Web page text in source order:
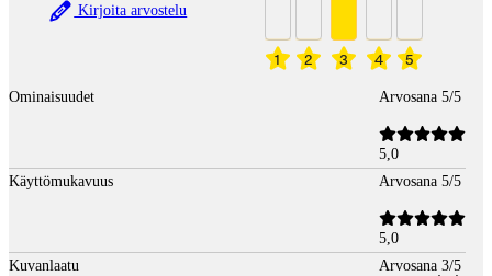
Kirjoita arvostelu
1 2 3 4 5
Ominaisuudet Arvosana 5/5
5,0
Käyttömukavuus
Arvosana 5/5
5,0
Kuvanlaatu
Arvosana 3/5